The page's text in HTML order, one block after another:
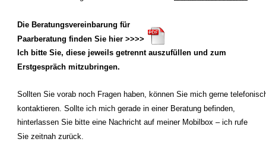
Die Beratungsvereinbarung für
Paarberatung finden Sie hier >>>>
Ich bitte Sie, diese jeweils getrennt auszufüllen und zum
Erstgespräch mitzubringen.
Sollten Sie vorab noch Fragen haben, können Sie mich gerne
kontaktieren. Sollte ich mich gerade in einer Beratung befinden,
hinterlassen Sie bitte eine Nachricht auf meiner Mobilbox – ich rufe
Sie zeitnah zurück.